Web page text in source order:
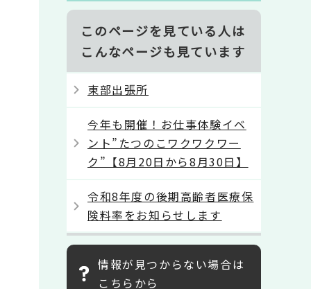
このページを見ている人は
こんなページも見ています
東部出張所
今年も開催！お仕事体験イベ
ント”たつのこワクワクワー
ク”【8月20日から8月30日】
令和8年度の後期高齢者医療保
険料率をお知らせします
情報が見つからない場合は
こちらから